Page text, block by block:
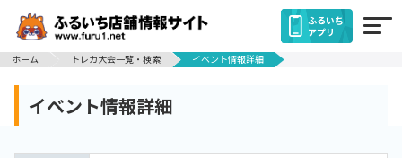
ふるいち
アプリ
ホーム
トレカ大会一覧・検索 イベント情報詳細
イベント情報詳細